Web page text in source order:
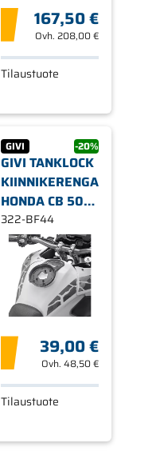
167,50 €
Ovh.208,00 €
Tilaustuote
GIVI -20%
GIVI TANKLOCK
KIINNIKERENGAS
HONDA CB 500
X
322-BF44
39,00 €
Ovh.48,50 €
Tilaustuote